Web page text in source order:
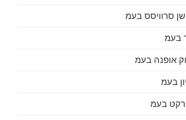
סרוויסס בעמ
בעמ
אופנה בעמ
בעמ
בעמ